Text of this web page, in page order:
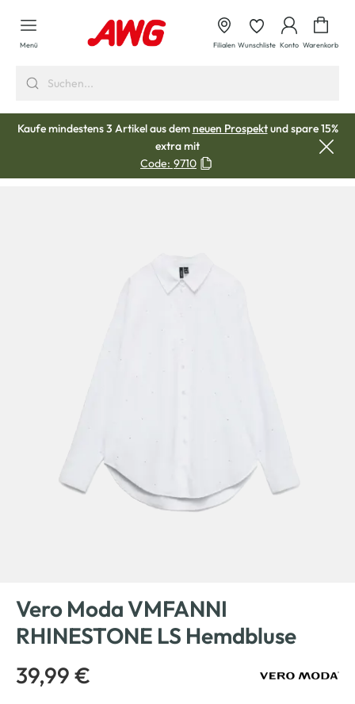
springen
Menü Filialen Wunschliste Konto Warenkorb
Kaufe mindestens 3 Artikel aus demneuen Prospektund spare 15%
extra mit
Code: 9710
Vero Moda VMFANNI
RHINESTONE LS Hemdbluse
39,99 €